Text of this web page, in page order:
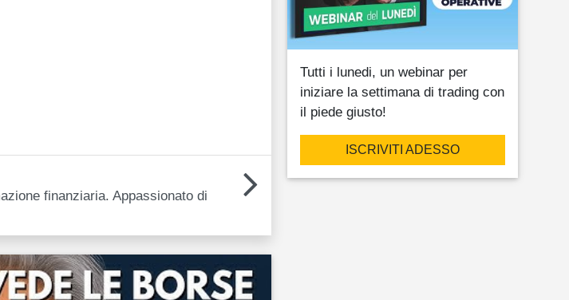
finanziaria. Appassionato di
Tutti i lunedi, un webinar per
iniziare la settimana di trading con
il piede giusto!
ISCRIVITI ADESSO